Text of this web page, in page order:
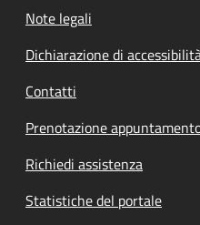
Note legali
Dichiarazione di
Contatti
Prenotazione
Richiedi assistenza
Statistiche del portale